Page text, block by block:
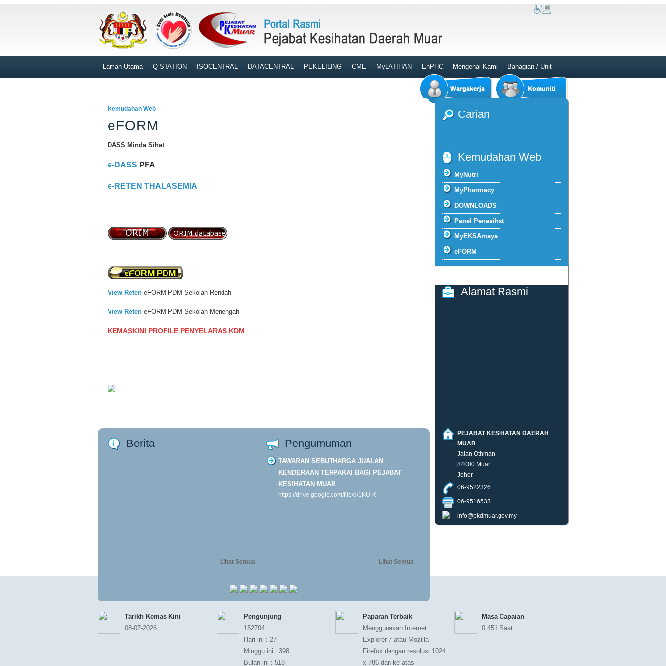
Laman Utama Q-STATION ISOCENTRAL DATACENTRAL PEKELILING CME MyLATIHAN EnPHC Mengenai Kami Bahagian / Unit
Kemudahan Web
eFORM
DASS Minda Sihat
e-DASS PFA
e-RETEN THALASEMIA
View Reten eFORM PDM Sekolah Rendah
View Reten eFORM PDM Sekolah Menengah
KEMASKINI PROFILE PENYELARAS KDM
Berita
Lihat Semua
Pengumuman
TAWARAN SEBUTHARGA JUALAN
KENDERAAN TERPAKAI BAGI PEJABAT
KESIHATAN MUAR
https://drive.google.com/file/d/1KU-K-
Lihat Semua
Carian
Kemudahan Web
MyNutri
MyPharmacy
DOWNLOADS
Panel Penasihat
MyEKSAmaya
eFORM
Alamat Rasmi
PEJABAT KESIHATAN DAERAH
MUAR
Jalan Othman
84000 Muar
Johor
06-9522326
06-9516533
info@pkdmuar.gov.my
Tarikh Kemas Kini
08-07-2026
Pengunjung
152704
Hari ini : 27
Minggu ini : 398
Bulan ini : 518
Paparan Terbaik
Menggunakan Internet
Explorer 7 atau Mozilla
Firefox dengan resolusi 1024
x 786 dan ke atas
Masa Capaian
0.451 Saat